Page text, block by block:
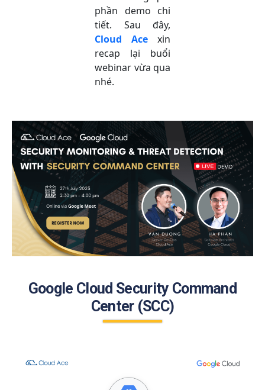
phần demo chi
tiết. Sau đây,
Cloud Ace xin
recap lại buổi
webinar vừa qua
nhé.
Google Cloud Security Command
Center (SCC)